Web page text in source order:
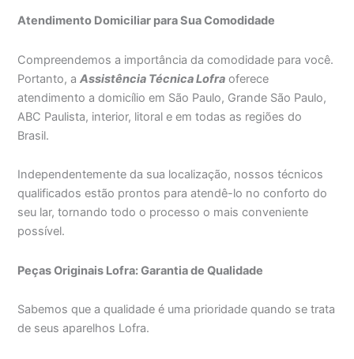
Atendimento Domiciliar para Sua Comodidade
Compreendemos a importância da comodidade para você.
Portanto, aAssistência Técnica Lofra oferece
atendimento a domicílio em São Paulo, Grande São Paulo,
ABC Paulista, interior, litoral e em todas as regiões do
Brasil.
Independentemente da sua localização, nossos técnicos
qualificados estão prontos para atendê-lo no conforto do
seu lar, tornando todo o processo o mais conveniente
possível.
Peças Originais Lofra: Garantia de Qualidade
Sabemos que a qualidade é uma prioridade quando se trata
de seus aparelhos Lofra.